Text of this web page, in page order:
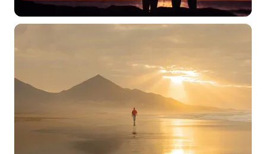
选择图片
分类